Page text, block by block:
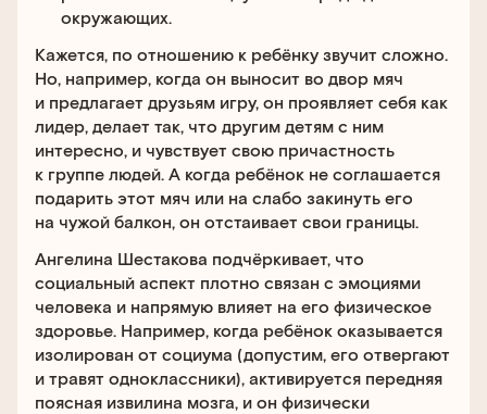
окружающих.
Кажется, по отношению к ребёнку звучит сложно.
Но, например, когда он выносит во двор мяч
и предлагает друзьям игру, он проявляет себя как
лидер, делает так, что другим детям с ним
интересно, и чувствует свою причастность
к группе людей. А когда ребёнок не соглашается
подарить этот мяч или на слабо закинуть его
на чужой балкон, он отстаивает свои границы.
Ангелина Шестакова подчёркивает, что
социальный аспект плотно связан с эмоциями
человека и напрямую влияет на его физическое
здоровье. Например, когда ребёнок оказывается
изолирован от социума (допустим, его отвергают
и травят одноклассники), активируется передняя
поясная извилина мозга, и он физически